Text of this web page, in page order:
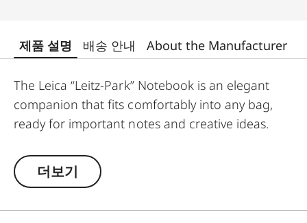
제품 설명 배송 안내 About the Manufacturer
The Leica “Leitz-Park” Notebook is an elegant
companion that fits comfortably into any bag,
ready for important notes and creative ideas.
더보기